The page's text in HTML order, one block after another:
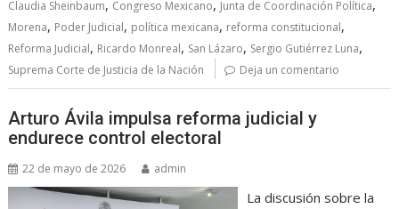
Claudia Sheinbaum, Congreso Mexicano, Junta de Coordinación Política,
Morena, Poder Judicial, política mexicana, reforma constitucional,
Reforma Judicial, Ricardo Monreal, San Lázaro, Sergio Gutiérrez Luna,
Suprema Corte de Justicia de la Nación Deja un comentario
Arturo Ávila impulsa reforma judicial y
endurece control electoral
22 de mayo de 2026 admin
La discusión sobre la